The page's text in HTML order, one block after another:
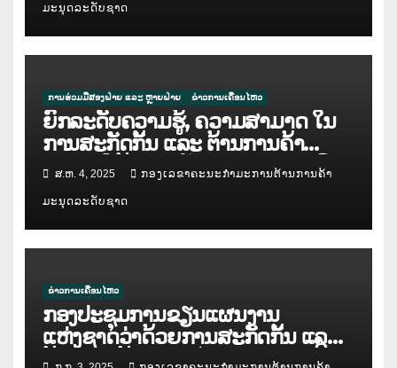
ມະນຸດລະດັບຊາດ
ການຮ່ວມມືສອງຝ່າຍ ແລະ ຫຼາຍຝ່າຍ ຂ່າວການເຄື່ອນໄຫວ
ຍົກລະດັບຄວາມຮູ້, ຄວາມສາມາດ ໃນ
ການສະກັດກັ້ນ ແລະ ຕ້ານການຄ້າ
ມະນຸດ ໃຫ້ແກ່ກຳລັງຕຳຫຼວດປະຊາຊົນ
ສປປ ລາວ
ສ.ຫ. 4, 2025 ກອງເລຂາຄະນະກຳມະການຕ້ານການຄ້າ
ມະນຸດລະດັບຊາດ
ຂ່າວການເຄື່ອນໄຫວ
ກອງປະຊຸມການຂຽນແຜນງານ
ແຫ່ງຊາດວ່າດ້ວຍການສະກັດກັ້ນ ແລະ
ຕ້ານການຄ້າມະນຸດ ໄລຍະ IV ( ແຕ່ປີ